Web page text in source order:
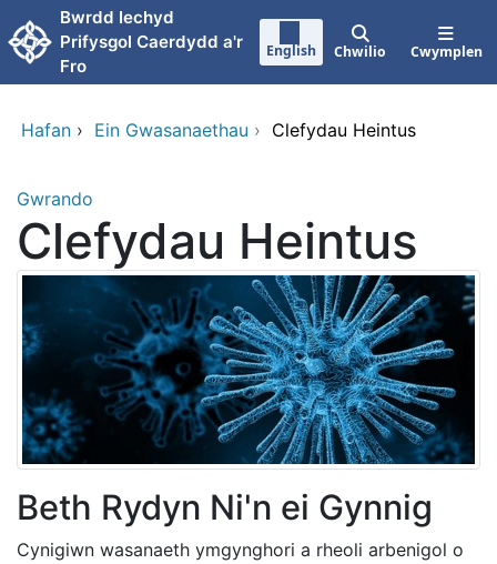
Neidio i'r prif gynnwy
Bwrdd Iechyd
Prifysgol Caerdydd a'r
Fro
English Chwilio Cwymplen
Hafan › Ein Gwasanaethau › Clefydau Heintus
Gwrando
Clefydau Heintus
Beth Rydyn Ni'n ei Gynnig
Cynigiwn wasanaeth ymgynghori a rheoli arbenigol o